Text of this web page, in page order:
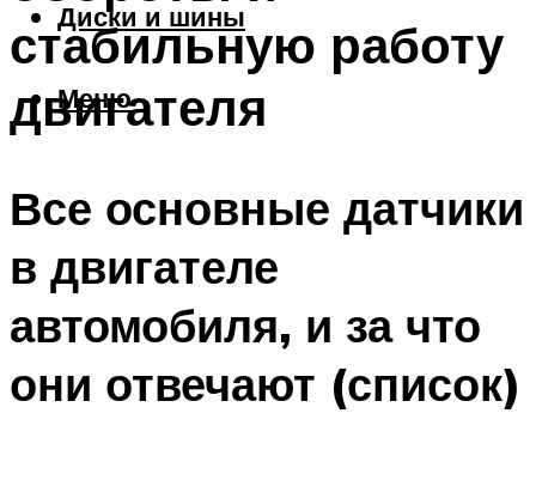
Диски и шины
Меню
стабильную работу
двигателя
Все основные датчики
в двигателе
автомобиля, и за что
они отвечают (список)